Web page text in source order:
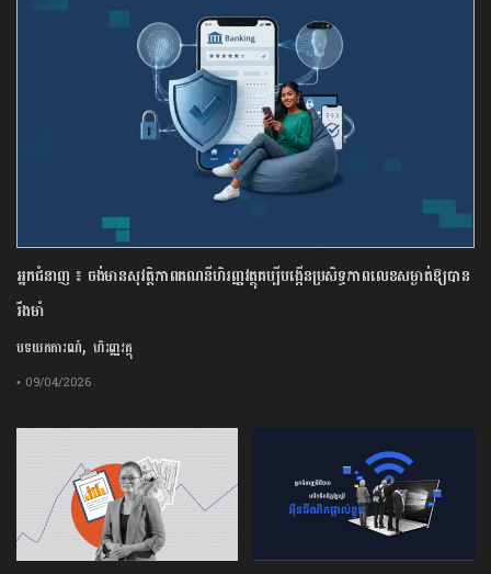
អ្នកជំនាញ ៖ ចង់មានសុវត្ថិភាពគណនីហិរញ្ញវត្ថុគប្បីបង្កើនប្រសិទ្ធភាពលេខសម្ងាត់ឱ្យបាន
រឹងមាំ
បទយកការណ៍, ហិរញ្ញវត្ថុ
• 09/04/2026